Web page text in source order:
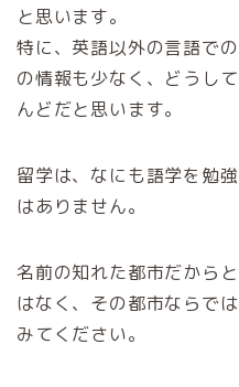
と思います。
特に、英語以外の言語で
の情報も少なく、どうし
んどだと思います。
留学は、なにも語学を勉
はありません。
名前の知れた都市だから
はなく、その都市ならで
みてください。